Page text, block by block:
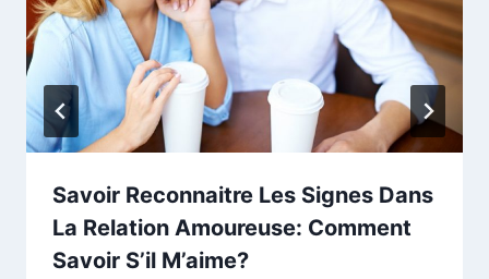
Savoir Reconnaitre Les Signes Dans
La Relation Amoureuse: Comment
Savoir S’il M’aime?